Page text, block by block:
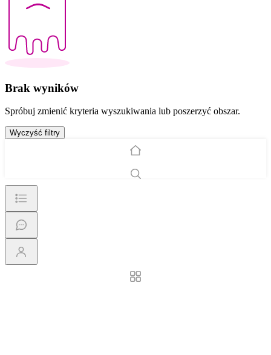
Brak wyników
Spróbuj zmienić kryteria wyszukiwania lub poszerzyć obszar.
Wyczyść filtry